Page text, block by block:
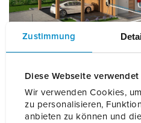
Zustimmung
Diese Webseite
Wir verwenden Cookies,
zu personalisieren,
anbieten zu können und
Gestion de la charge pour